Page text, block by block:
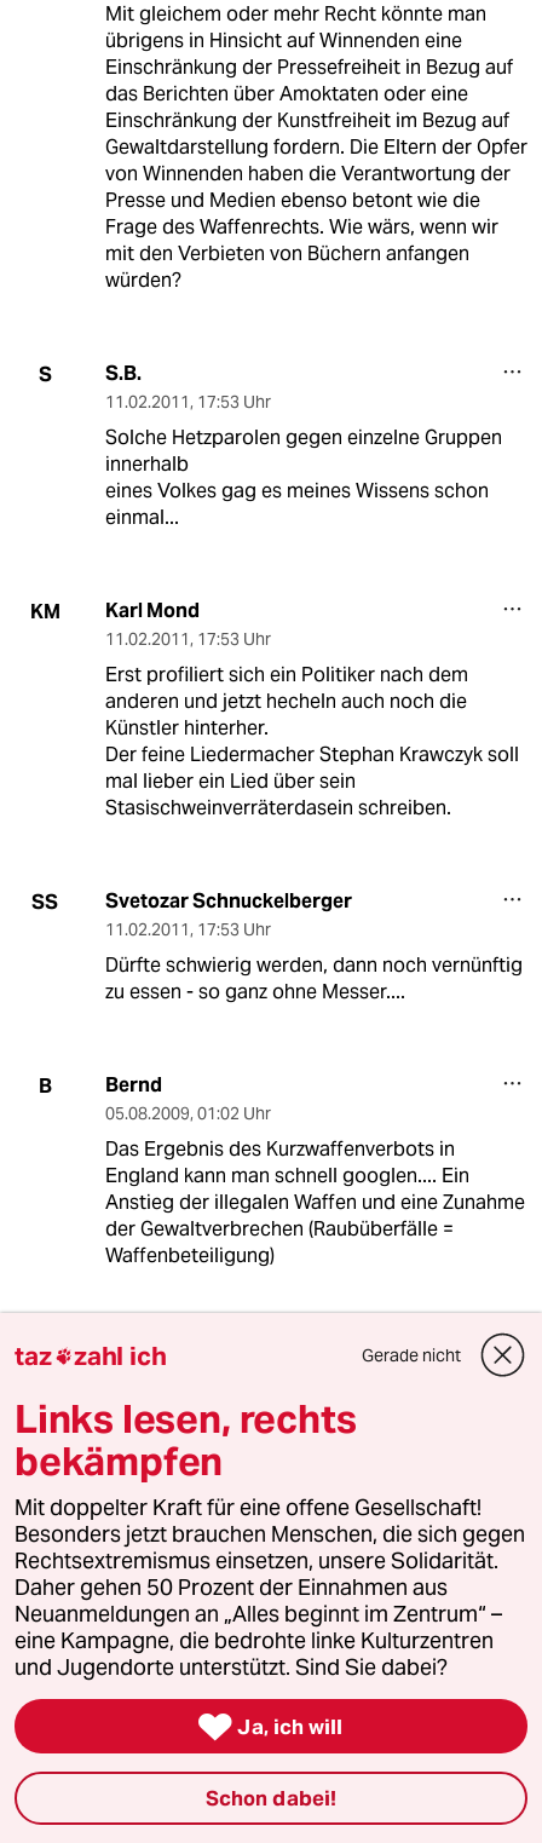
Mit gleichem oder mehr Recht könnte man
übrigens in Hinsicht auf Winnenden eine
Einschränkung der Pressefreiheit in Bezug auf
das Berichten über Amoktaten oder eine
Einschränkung der Kunstfreiheit im Bezug auf
Gewaltdarstellung fordern. Die Eltern der Opfer
von Winnenden haben die Verantwortung der
Presse und Medien ebenso betont wie die
Frage des Waffenrechts. Wie wärs, wenn wir
mit den Verbieten von Büchern anfangen
würden?
S S.B.
11.02.2011, 17:53 Uhr
Solche Hetzparolen gegen einzelne Gruppen
innerhalb
eines Volkes gag es meines Wissens schon
einmal...
KM Karl Mond
11.02.2011, 17:53 Uhr
Erst profiliert sich ein Politiker nach dem
anderen und jetzt hecheln auch noch die
Künstler hinterher.
Der feine Liedermacher Stephan Krawczyk soll
mal lieber ein Lied über sein
Stasischweinverräterdasein schreiben.
SS Svetozar Schnuckelberger
11.02.2011, 17:53 Uhr
Dürfte schwierig werden, dann noch vernünftig
zu essen - so ganz ohne Messer....
B Bernd
05.08.2009, 01:02 Uhr
Das Ergebnis des Kurzwaffenverbots in
England kann man schnell googlen.... Ein
Anstieg der illegalen Waffen und eine Zunahme
der Gewaltverbrechen (Raubüberfälle =
Waffenbeteiligung)
M Mika
Dieser Beitrag hilft erheblich, das ganze im
richtigen Licht zu sehen:
http://www.abgeordnetenwatch.de/dr_herman
n...r-650-5625.html
N Neuer
26.05.2009 ,12:34 Uhr
Die Japaner sagen: "Bekämpfe die Ursache,
nicht den Fehler".
Die haben recht. Ursache ist nicht der
Waffenbesitz, der mag vielleicht ein Fehler
sein.
Ursache für die Geschehnisse ist die Verrohung
der Gesellschaft und die abnehmende Achtung
taz zahl ich Gerade nicht
Links lesen, rechts
bekämpfen
Mit doppelter Kraft für eine offene Gesellschaft!
Besonders jetzt brauchen Menschen, die sich gegen
Rechtsextremismus einsetzen, unsere Solidarität.
Daher gehen 50 Prozent der Einnahmen aus
Neuanmeldungen an „Alles beginnt im Zentrum“ –
eine Kampagne, die bedrohte linke Kulturzentren
und Jugendorte unterstützt. Sind Sie dabei?
 Ja, ich will
Schon dabei!